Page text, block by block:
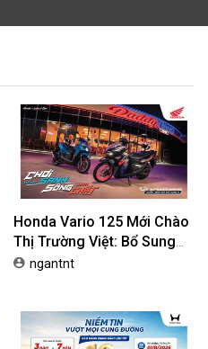
Honda Vario 125 Mới Chào
Thị Trường Việt: Bổ Sung
Phiên Bản Street, Giá Từ
ngantnt